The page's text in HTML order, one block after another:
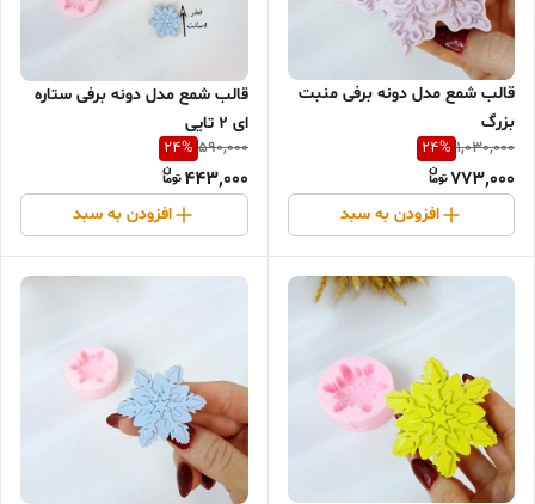
قالب شمع مدل دونه برفی منبت
بزرگ
1,030,000
24%
773,000
افزودن به سبد
قالب شمع مدل دونه برفی ستاره
ای 2 تایی
590,000
24%
443,000
افزودن به سبد